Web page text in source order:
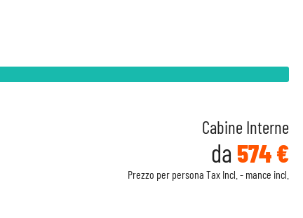
Cabine Interne
da 574 €
Prezzo per persona Tax Incl. - mance incl.